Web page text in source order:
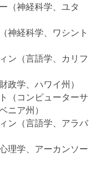
（神経科学、ユタ
神経科学、ワシント
ン（言語学、カリフ
政学、ハワイ州）
（コンピューターサ
ニア州）
ン（言語学、アラバ
理学、アーカンソー